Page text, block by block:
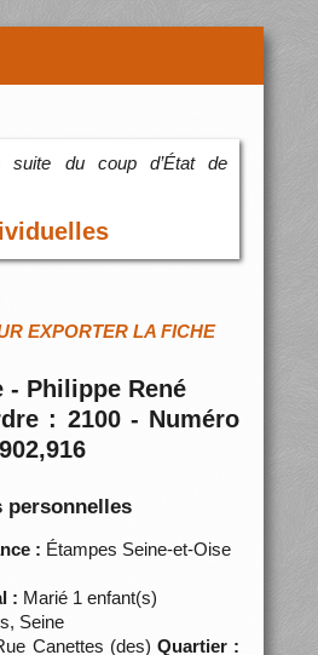
suite du coup d’État de
EXPORTER LA FICHE
- Philippe René
: 2100 - Numéro
personnelles
: Étampes Seine-et-Oise
: Marié 1 enfant(s)
Seine
Canettes (des)Quartier :